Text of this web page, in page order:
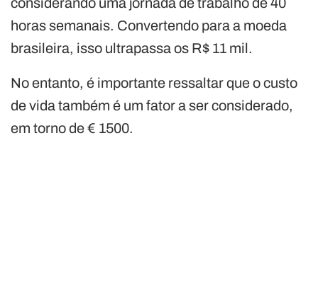
horas semanais. Convertendo para a moeda
brasileira, isso ultrapassa os R$ 11 mil.
No entanto, é importante ressaltar que o custo
de vida também é um fator a ser considerado,
em torno de € 1500.